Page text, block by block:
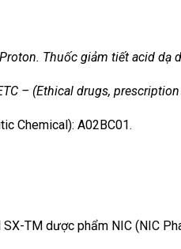
Thuốc giảm tiết acid dạ
– (Ethical drugs,
Chemical): A02BC01.
SX-TM dược phẩm NIC (NIC